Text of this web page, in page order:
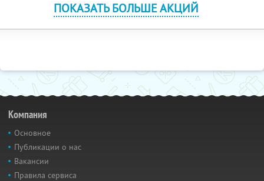
ПОКАЗАТЬ БОЛЬШЕ АКЦИЙ
Компания
Основное
Публикации о нас
Вакансии
Правила сервиса